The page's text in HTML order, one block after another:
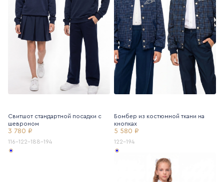
Свитшот стандартной посадки с
шевроном
3 780 ₽
116-122-188-194
Бомбер из костюмной ткани на
кнопках
5 580 ₽
122-194